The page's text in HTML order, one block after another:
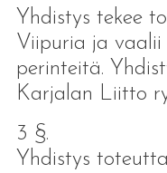
Yhdistys tekee
Viipuria ja
perinteitä.
Karjalan Liitto
3 §.
Yhdistys